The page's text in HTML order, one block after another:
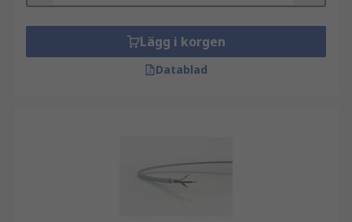
Lägg i korgen
Datablad